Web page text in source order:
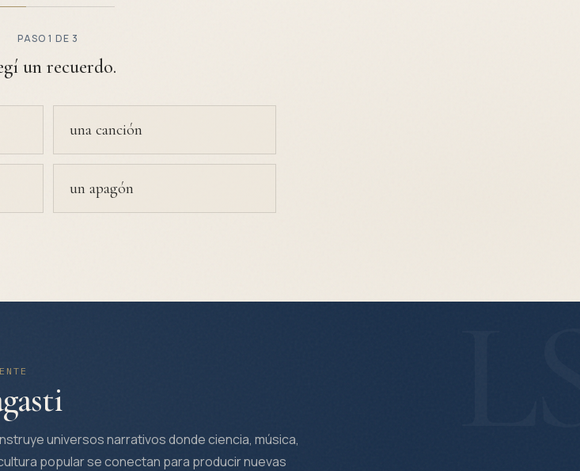
PASO1 DE 3
un recuerdo.
una canción
un apagón
universos narrativos donde ciencia, música,
popular se conectan para producir nuevas